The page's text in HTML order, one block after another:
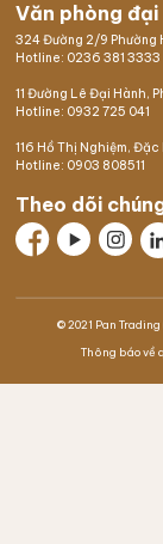
Văn phòng đại
324 Đường 2/9 Phường
Hotline: 0236 381 3333
11 Đường Lê Đại Hành,
Hotline: 0932 725 041
116 Hồ Thị Nghiệm, Đặc
Hotline: 0903 808511
Theo dõi
© 2021 Pan
Thông báo về